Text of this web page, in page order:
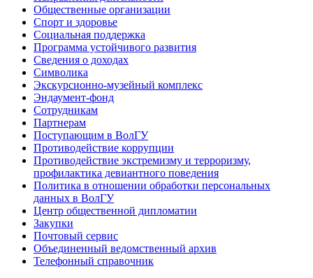
Общественные организации
Спорт и здоровье
Социальная поддержка
Программа устойчивого развития
Сведения о доходах
Символика
Экскурсионно-музейный комплекс
Эндаумент-фонд
Сотрудникам
Партнерам
Поступающим в ВолГУ
Противодействие коррупции
Противодействие экстремизму и терроризму,
профилактика девиантного поведения
Политика в отношении обработки персональных
данных в ВолГУ
Центр общественной дипломатии
Закупки
Почтовый сервис
Объединенный ведомственный архив
Телефонный справочник